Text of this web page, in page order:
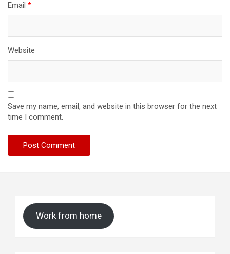
Email *
Website
Save my name, email, and website in this browser for the next
time I comment.
Work from home